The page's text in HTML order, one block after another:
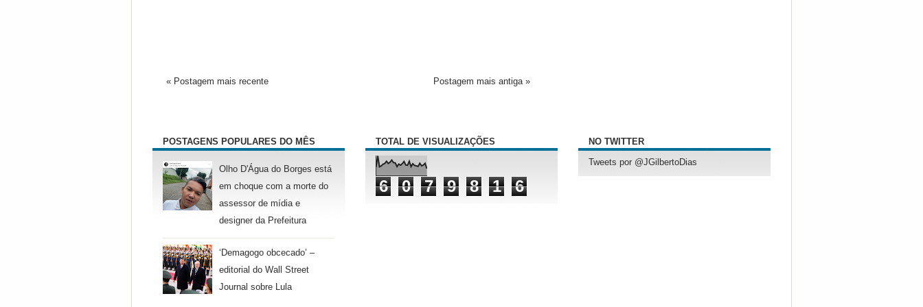
« Postagem mais recente Postagem mais antiga »
POSTAGENS POPULARES DO MÊS
Olho D'Água do Borges está
em choque com a morte do
assessor de mídia e
designer da Prefeitura
‘Demagogo obcecado’ –
editorial do Wall Street
Journal sobre Lula
TOTAL DE VISUALIZAÇÕES
6 0 7 9 8 1 6
NO TWITTER
Tweets por @JGilbertoDias